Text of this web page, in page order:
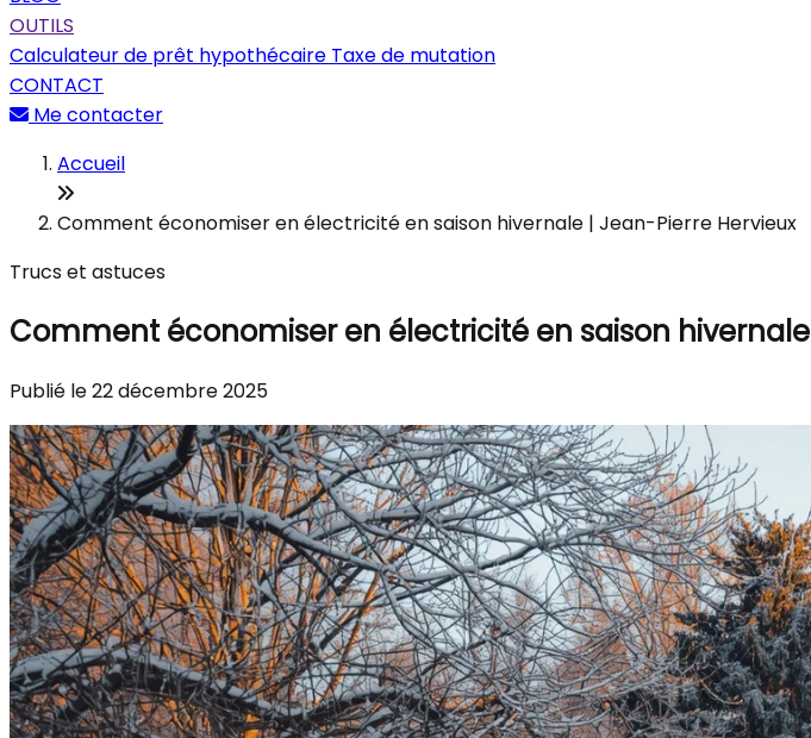
OUTILS
Calculateur de prêt hypothécaire Taxe de mutation
CONTACT
Me contacter
Accueil
Comment économiser en électricité en saison hivernale | Jean-Pierre Hervieux
Trucs et astuces
Comment économiser en électricité en saison hivernale
Publié le 22 décembre 2025